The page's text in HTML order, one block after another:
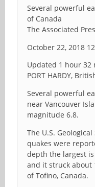
Several powerful
of Canada
The Associated
October 22, 2018
Updated 1 hour 32
PORT HARDY,
Several powerful
near Vancouver
magnitude 6.8.
The U.S.
quakes were
depth the largest
and it struck about
of Tofino, Canada.